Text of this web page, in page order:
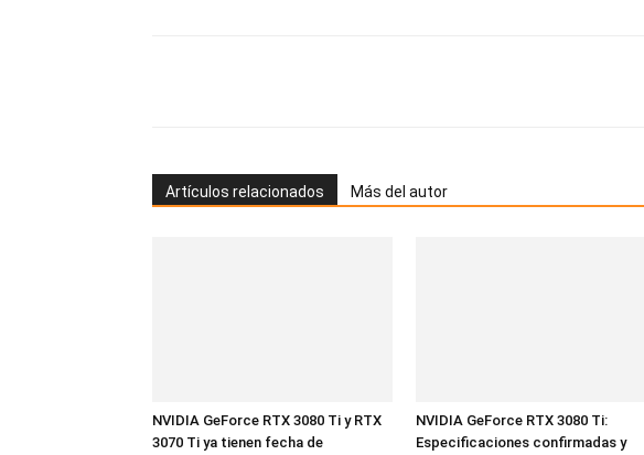
Artículos relacionados Más del autor
NVIDIA GeForce RTX 3080 Ti y RTX
3070 Ti ya tienen fecha de
NVIDIA GeForce RTX 3080 Ti:
Especificaciones confirmadas y